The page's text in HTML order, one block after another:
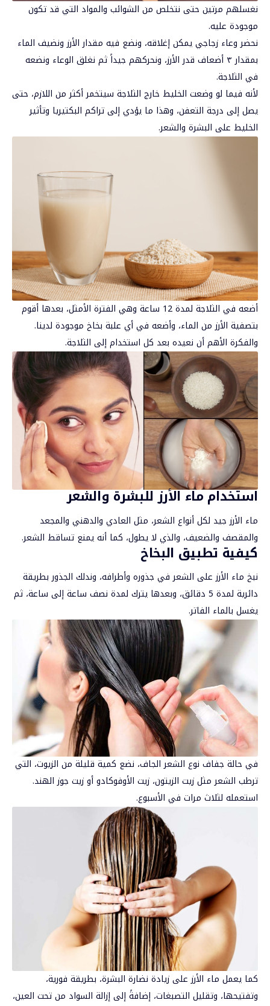
نغسلهم مرتين حتى نتخلص من الشوائب والمواد التي قد تكون
موجودة عليه.
نحضر وعاء زجاجي يمكن إغلاقه، ونضع فيه مقدار الأرز ونضيف الماء
بمقدار ٣ أضعاف قدر الأرز، ونحركهم جيداً ثم نغلق الوعاء ونضعه
في الثلاجة.
لأنه فيما لو وضعت الخليط خارج الثلاجة سيتخمر أكثر من اللازم، حتى
يصل إلى درجة التعفن، وهذا ما يؤدي إلى تراكم البكتيريا وتأثير
الخليط على البشرة والشعر.
أضعه في الثلاجة لمدة 12 ساعة وهي الفترة الأمثل، بعدها أقوم
بتصفية الأرز من الماء، وأضعه في أي علبة بخاخ موجودة لدينا.
والفكرة الأهم أن نعيده بعد كل استخدام إلى الثلاجة.
استخدام ماء الأرز للبشرة والشعر
ماء الأرز جيد لكل أنواع الشعر، مثل العادي والدهني والمجعد
والمقصف والضعيف، والذي لا يطول، كما أنه يمنع تساقط الشعر.
كيفية تطبيق البخاخ
نبخ ماء الأرز على الشعر في جذوره وأطرافه، وندلك الجذور بطريقة
دائرية لمدة 5 دقائق، وبعدها يترك لمدة نصف ساعة إلى ساعة، ثم
يغسل بالماء الفاتر.
في حالة جفاف نوع الشعر الجاف، نضع كمية قليلة من الزيوت، التي
ترطب الشعر مثل زيت الزيتون، زيت الأوفوكادو أو زيت جوز الهند.
استعمله لثلاث مرات في الأسبوع.
كما يعمل ماء الأرز على زيادة نضارة البشرة، بطريقة فورية،
وتفتيحها، وتقليل التصبغات، إضافةً إلى إزالة السواد من تحت العين،